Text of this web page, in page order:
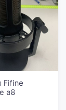
Fifine
a8